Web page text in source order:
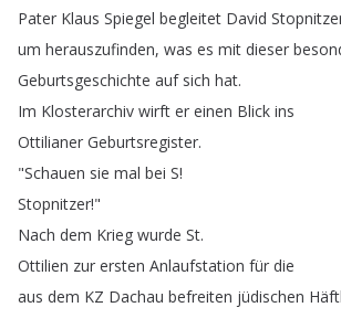
Pater Klaus Spiegel begleitet David
um herauszufinden, was es mit dieser
Geburtsgeschichte auf sich hat.
Im Klosterarchiv wirft er einen Blick ins
Ottilianer Geburtsregister.
"Schauen sie mal bei S!
Stopnitzer!"
Nach dem Krieg wurde St.
Ottilien zur ersten Anlaufstation für die
aus dem KZ Dachau befreiten jüdischen